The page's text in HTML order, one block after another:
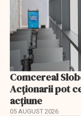
Comcereal
Acționarii pot
acțiune
05 AUGUST 2026